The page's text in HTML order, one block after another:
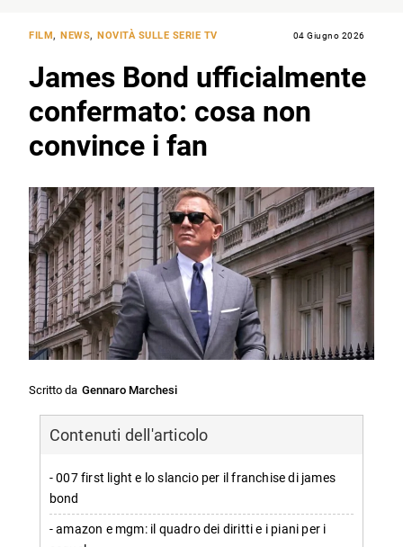
FILM, NEWS, NOVITÀ SULLE SERIE TV 04 Giugno 2026
James Bond ufficialmente
confermato: cosa non
convince i fan
Scritto da Gennaro Marchesi
Contenuti dell'articolo
- 007 first light e lo slancio per il franchise di james
bond
- amazon e mgm: il quadro dei diritti e i piani per i